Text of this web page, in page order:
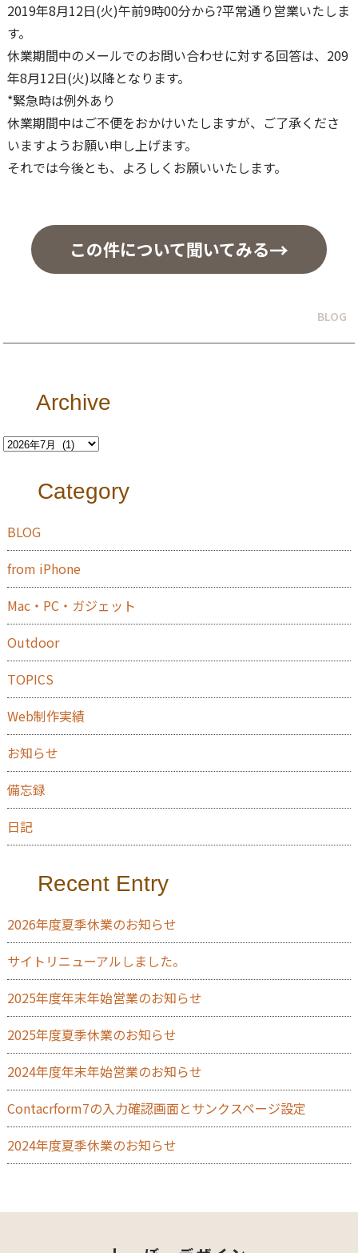
2019年8月12日(火)午前9時00分から?平常通り営業いたしま
す。
休業期間中のメールでのお問い合わせに対する回答は、209
年8月12日(火)以降となります。
*緊急時は例外あり
休業期間中はご不便をおかけいたしますが、ご了承くださ
いますようお願い申し上げます。
それでは今後とも、よろしくお願いいたします。
この件について聞いてみる
BLOG
Archive
Category
BLOG
from iPhone
Mac・PC・ガジェット
Outdoor
TOPICS
Web制作実績
お知らせ
備忘録
日記
Recent Entry
2026年度夏季休業のお知らせ
サイトリニューアルしました。
2025年度年末年始営業のお知らせ
2025年度夏季休業のお知らせ
2024年度年末年始営業のお知らせ
Contacrform7の入力確認画面とサンクスページ設定
2024年度夏季休業のお知らせ